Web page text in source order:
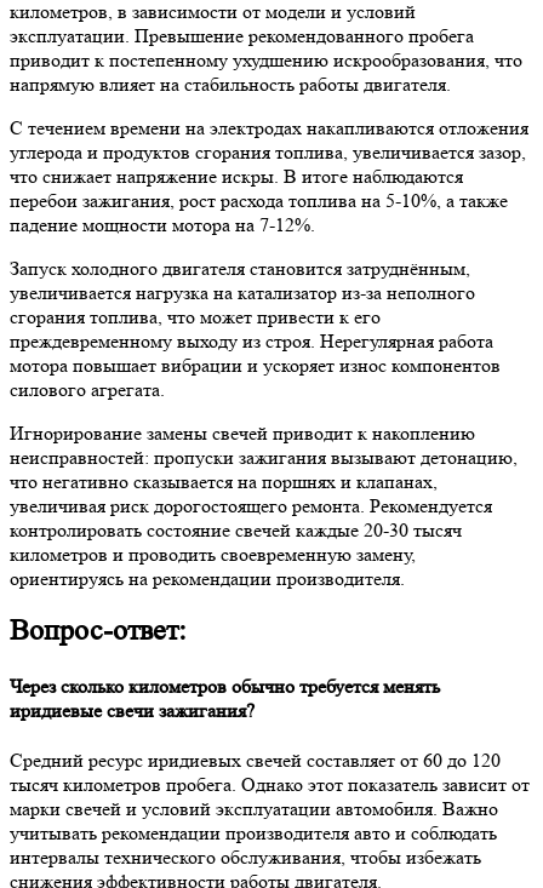
километров, в зависимости от модели и условий
эксплуатации. Превышение рекомендованного пробега
приводит к постепенному ухудшению искрообразования, что
напрямую влияет на стабильность работы двигателя.
С течением времени на электродах накапливаются отложения
углерода и продуктов сгорания топлива, увеличивается зазор,
что снижает напряжение искры. В итоге наблюдаются
перебои зажигания, рост расхода топлива на 5-10%, а также
падение мощности мотора на 7-12%.
Запуск холодного двигателя становится затруднённым,
увеличивается нагрузка на катализатор из-за неполного
сгорания топлива, что может привести к его
преждевременному выходу из строя. Нерегулярная работа
мотора повышает вибрации и ускоряет износ компонентов
силового агрегата.
Игнорирование замены свечей приводит к накоплению
неисправностей: пропуски зажигания вызывают детонацию,
что негативно сказывается на поршнях и клапанах,
увеличивая риск дорогостоящего ремонта. Рекомендуется
контролировать состояние свечей каждые 20-30 тысяч
километров и проводить своевременную замену,
ориентируясь на рекомендации производителя.
Вопрос-ответ:
Через сколько километров обычно требуется менять
иридиевые свечи зажигания?
Средний ресурс иридиевых свечей составляет от 60 до 120
тысяч километров пробега. Однако этот показатель зависит от
марки свечей и условий эксплуатации автомобиля. Важно
учитывать рекомендации производителя авто и соблюдать
интервалы технического обслуживания, чтобы избежать
снижения эффективности работы двигателя.